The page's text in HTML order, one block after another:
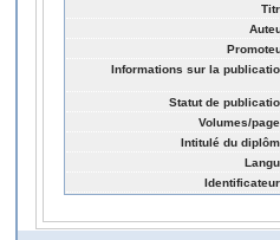
Informations sur la
Statut de
Volumes/
Intitulé du